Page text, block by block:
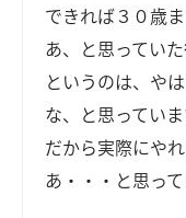
できれば３０歳
あ、と思ってい
というのは、や
な、と思っていま
だから実際にや
あ・・・と思っ